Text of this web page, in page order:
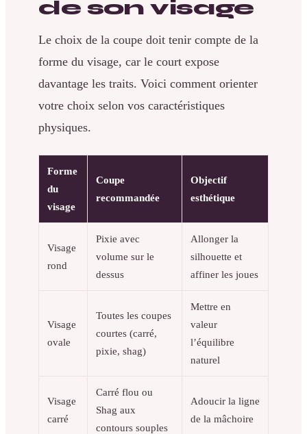
de son visage
Le choix de la coupe doit tenir compte de la
forme du visage, car le court expose
davantage les traits. Voici comment orienter
votre choix selon vos caractéristiques
physiques.
Forme
du
visage
Coupe
recommandée
Objectif
esthétique
Visage
rond
Pixie avec
volume sur le
dessus
Allonger la
silhouette et
affiner les joues
Visage
ovale
Toutes les coupes
courtes (carré,
pixie, shag)
Mettre en
valeur
l’équilibre
naturel
Visage
carré
Carré flou ou
Shag aux
contours souples
Adoucir la ligne
de la mâchoire